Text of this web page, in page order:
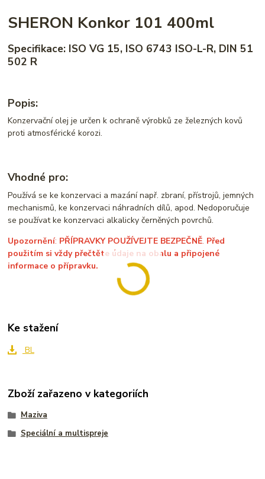
SHERON Konkor 101 400ml
Specifikace: ISO VG 15, ISO 6743 ISO-L-R, DIN 51
502 R
Popis:
Konzervační olej je určen k ochraně výrobků ze železných kovů
proti atmosférické korozi.
Vhodné pro:
Používá se ke konzervaci a mazání např. zbraní, přístrojů, jemných
mechanismů, ke konzervaci náhradních dílů, apod. Nedoporučuje
se používat ke konzervaci alkalicky černěných povrchů.
Upozornění: PŘÍPRAVKY POUŽÍVEJTE BEZPEČNĚ. Před
použitím si vždy přečtěte údaje na obalu a připojené
informace o přípravku.
Ke stažení
BL
Zboží zařazeno v kategoriích
Maziva
Speciální a multispreje